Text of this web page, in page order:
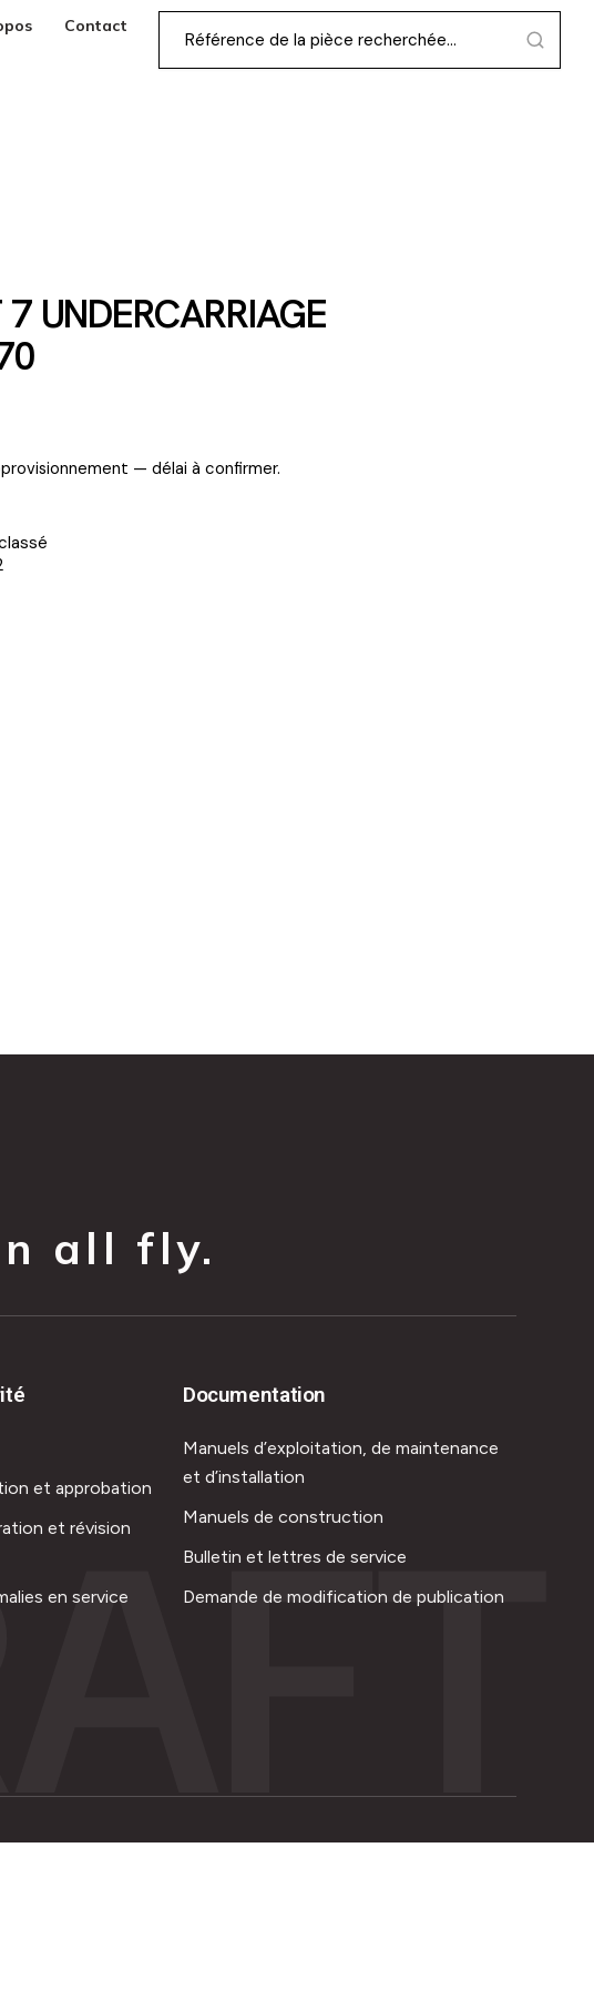
Contact
UNDERCARRIAGE
— délai à confirmer.
all fly.
et approbation
et révision
en service
Documentation
Manuels d’exploitation, de maintenance
et d’installation
Manuels de construction
Bulletin et lettres de service
Demande de modification de publication